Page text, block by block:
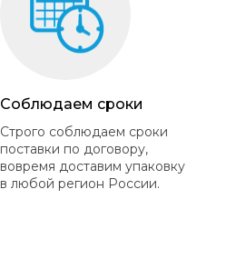
Соблюдаем сроки
Строго соблюдаем сроки
поставки по договору,
вовремя доставим упаковку
в любой регион России.